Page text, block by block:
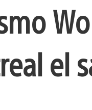
el